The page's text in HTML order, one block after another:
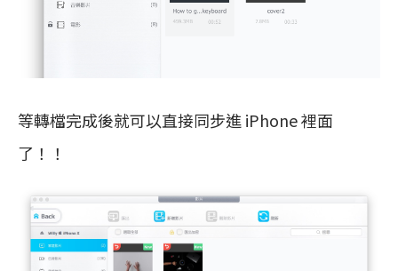
等轉檔完成後就可以直接同步進 iPhone 裡面
了！！